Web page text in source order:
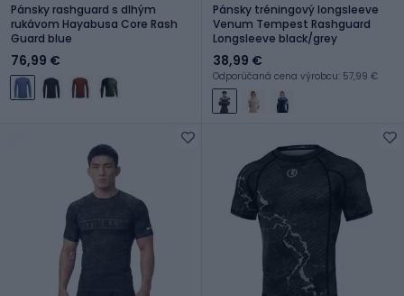
Pánsky rashguard s dlhým
rukávom Hayabusa Core Rash
Guard blue
76,99 €
Pánsky tréningový longsleeve
Venum Tempest Rashguard
Longsleeve black/grey
38,99 €
Odporúčaná cena výrobcu: 57,99 €